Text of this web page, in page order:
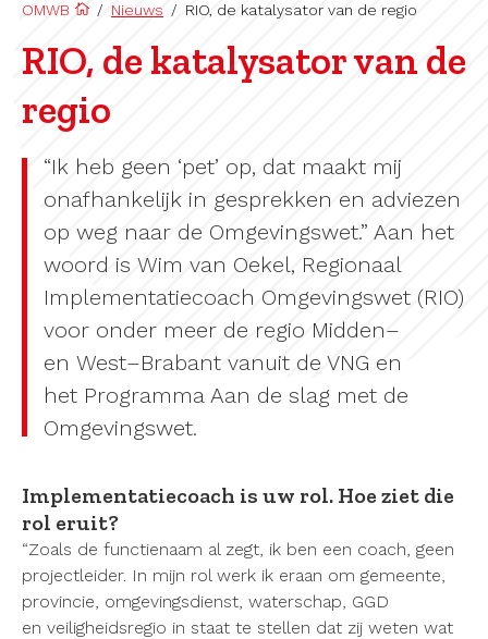
OMWB / Nieuws / RIO, de katalysator van de regio
RIO, de katalysator van de
regio
“Ik heb geen ‘pet’ op, dat maakt mij
onafhankelijk in gesprekken en adviezen
op weg naar de Omgevingswet.” Aan het
woord is Wim van Oekel, Regionaal
Implementatiecoach Omgevingswet (RIO)
voor onder meer de regio Midden–
en West–Brabant vanuit de VNG en
het Programma Aan de slag met de
Omgevingswet.
Implementatiecoach is uw rol. Hoe ziet die
rol eruit?
“Zoals de functienaam al zegt, ik ben een coach, geen
projectleider. In mijn rol werk ik eraan om gemeente,
provincie, omgevingsdienst, waterschap, GGD
en veiligheidsregio in staat te stellen dat zij weten wat